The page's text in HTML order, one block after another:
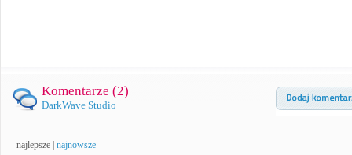
Komentarze (2)
DarkWave Studio
najlepsze najnowsze